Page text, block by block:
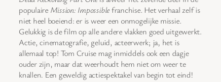
populaire Mission: Impossiblefranchise. Het verhaal zelf is
niet heel boeiend: er is weer een onmogelijke missie.
Gelukkig is de film op alle andere vlakken goed uitgewerkt.
Actie, cinematografie, geluid, acteerwerk; ja, het is
allemaal top! Tom Cruise mag inmiddels ook een dagje
ouder zijn, maar dat weerhoudt hem niet om weer te
knallen. Een geweldig actiespektakel van begin tot eind!